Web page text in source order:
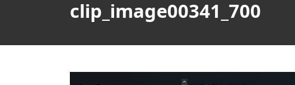
clip_image00341_700